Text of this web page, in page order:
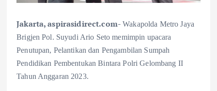
Jakarta, aspirasidirect.com-Wakapolda Metro Jaya
Brigjen Pol. Suyudi Ario Seto memimpin upacara
Penutupan, Pelantikan dan Pengambilan Sumpah
Pendidikan Pembentukan Bintara Polri Gelombang II
Tahun Anggaran 2023.